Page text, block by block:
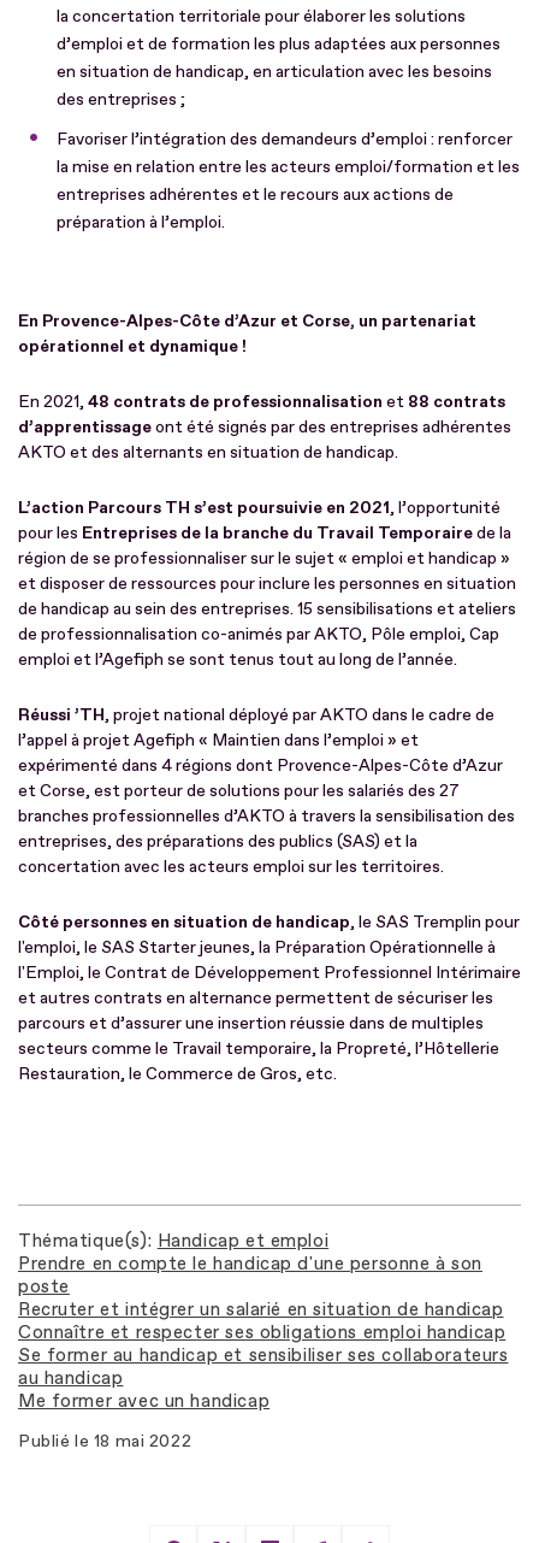
la concertation territoriale pour élaborer les solutions
d’emploi et de formation les plus adaptées aux personnes
en situation de handicap, en articulation avec les besoins
des entreprises ;
Favoriser l’intégration des demandeurs d’emploi : renforcer
la mise en relation entre les acteurs emploi/formation et les
entreprises adhérentes et le recours aux actions de
préparation à l’emploi.
En Provence-Alpes-Côte d’Azur et Corse, un partenariat
opérationnel et dynamique !
En 2021, 48 contrats de professionnalisation et 88 contrats
d’apprentissageont été signés par des entreprises adhérentes
AKTO et des alternants en situation de handicap.
L’action Parcours TH s’est poursuivie en 2021, l’opportunité
pour les Entreprises de la branche du Travail Temporairede la
région de se professionnaliser sur le sujet « emploi et handicap »
et disposer de ressources pour inclure les personnes en situation
de handicap au sein des entreprises. 15 sensibilisations et ateliers
de professionnalisation co-animés par AKTO, Pôle emploi, Cap
emploi et l’Agefiph se sont tenus tout au long de l’année.
Réussi ’TH, projet national déployé par AKTO dans le cadre de
l’appel à projet Agefiph « Maintien dans l’emploi » et
expérimenté dans 4 régions dont Provence-Alpes-Côte d’Azur
et Corse, est porteur de solutions pour les salariés des 27
branches professionnelles d’AKTO à travers la sensibilisation des
entreprises, des préparations des publics (SAS) et la
concertation avec les acteurs emploi sur les territoires.
Côté personnes en situation de handicap, le SAS Tremplin pour
l'emploi, le SAS Starter jeunes, la Préparation Opérationnelle à
l'Emploi, le Contrat de Développement Professionnel Intérimaire
et autres contrats en alternance permettent de sécuriser les
parcours et d’assurer une insertion réussie dans de multiples
secteurs comme le Travail temporaire, la Propreté, l’Hôtellerie
Restauration, le Commerce de Gros, etc.
Thématique(s) Handicap et emploi
Prendre en compte le handicap d'une personne à son
poste
Recruter et intégrer un salarié en situation de handicap
Connaître et respecter ses obligations emploi handicap
Se former au handicap et sensibiliser ses collaborateurs
au handicap
Me former avec un handicap
Publié le 18 mai 2022